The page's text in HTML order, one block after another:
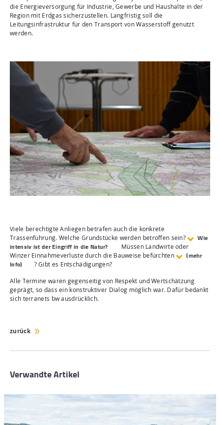
die Energieversorgung für Industrie, Gewerbe und Haushalte in der
Region mit Erdgas sicherzustellen. Langfristig soll die
Leitungsinfrastruktur für den Transport von Wasserstoff genutzt
werden.
Viele berechtigte Anliegen betrafen auch die konkrete
Trassenführung. Welche Grundstücke werden betroffen sein?
Wie
intensiv ist der Eingriff in die Natur?
Müssen Landwirte oder
Winzer Einnahmeverluste durch die Bauweise befürchten
(mehr
Info)
? Gibt es Entschädigungen?
Alle Termine waren gegenseitig von Respekt und Wertschätzung
geprägt, so dass ein konstruktiver Dialog möglich war. Dafür bedankt
sich terranets bw ausdrücklich.
zurück
Verwandte Artikel